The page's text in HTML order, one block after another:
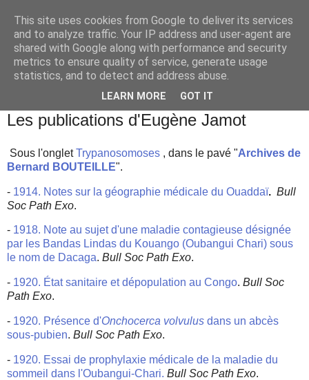
Les publications d'Eugène Jamot
Sous l'ongletTrypanosomoses , dans le pavé "Archives de
Bernard BOUTEILLE".
- 1914. Notes sur la géographie médicale du Ouaddaï. Bull
Soc Path Exo.
- 1918. Note au sujet d'une maladie contagieuse désignée
par les Bandas Lindas du Kouango (Oubangui Chari) sous
le nom de Dacaga. Bull Soc Path Exo.
- 1920. État sanitaire et dépopulation au Congo. Bull Soc
Path Exo.
- 1920. Présence d'Onchocerca volvulus dans un abcès
sous-pubien. Bull Soc Path Exo.
- 1920. Essai de prophylaxie médicale de la maladie du
sommeil dans l'Oubangui-Chari. Bull Soc Path Exo.
This site uses cookies from Google to deliver its services
and to analyze traffic. Your IP address and user-agent are
shared with Google along with performance and security
metrics to ensure quality of service, generate usage
statistics, and to detect and address abuse.
LEARN MORE GOT IT